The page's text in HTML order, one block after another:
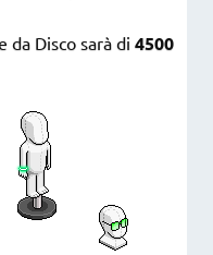
da Disco sarà di4500